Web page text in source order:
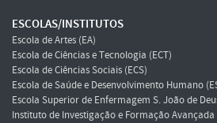
ESCOLAS/INSTITUTOS
Escola de Artes (EA)
Escola de Ciências e Tecnologia (ECT)
Escola de Ciências Sociais (ECS)
Escola de Saúde e Desenvolvimento Humano
Escola Superior de Enfermagem S. João de
Instituto de Investigação e Formação Avançada